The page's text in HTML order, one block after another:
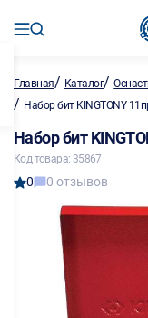
Главная/ Каталог/
/ Набор бит KINGTONY
Набор бит
Код товара: 35867
0 0 отзывов